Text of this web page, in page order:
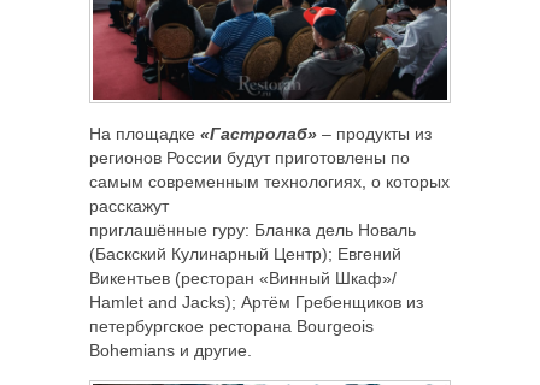
На площадке «Гастролаб» – продукты из
регионов России будут приготовлены по
самым современным технологиях, о которых
расскажут
приглашённые гуру: Бланка дель Новаль
(Баскский Кулинарный Центр); Евгений
Викентьев (ресторан «Винный Шкаф»/
Hamlet and Jacks); Артём Гребенщиков из
петербургское ресторана Bourgeois
Bohemians и другие.